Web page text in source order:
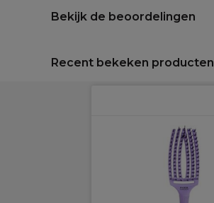
Bekijk de beoordelingen
Recent bekeken producten